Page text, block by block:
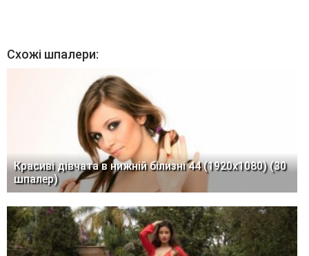
Схожі шпалери:
Красиві дівчата в нижній білизні 44 (1920x1080) (30
шпалер)